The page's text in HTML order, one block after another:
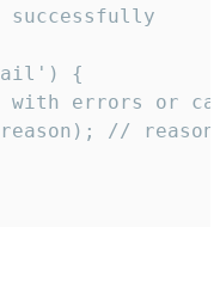
successfully
{
with errors or
//